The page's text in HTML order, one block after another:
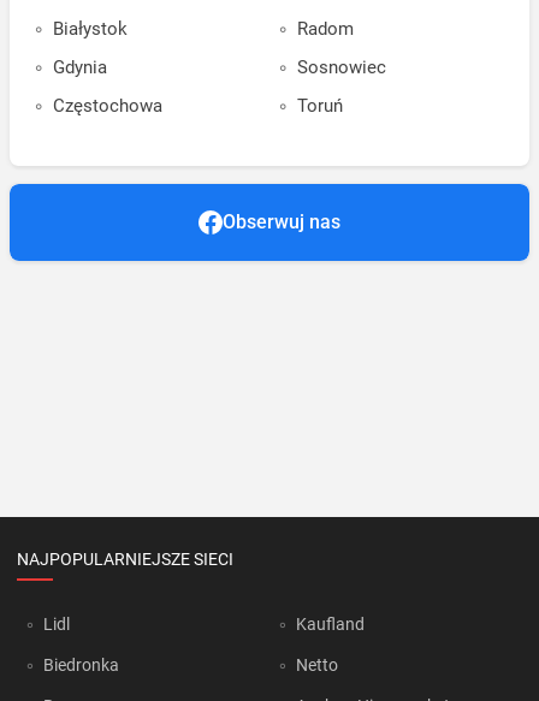
Białystok
Gdynia
Częstochowa
Radom
Sosnowiec
Toruń
Obserwuj nas
NAJPOPULARNIEJSZE SIECI
Lidl
Biedronka
Kaufland
Netto